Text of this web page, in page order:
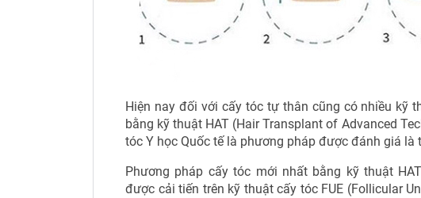
Hiện nay đối với cấy tóc tự thân cũng có nhiều kỹ
bằng kỹ thuật HAT (Hair Transplant of Advanced
tóc Y học Quốc tế là phương pháp được đánh giá là
Phương pháp cấy tóc mới nhất bằng kỹ thuật
được cải tiến trên kỹ thuật cấy tóc FUE (Follicular